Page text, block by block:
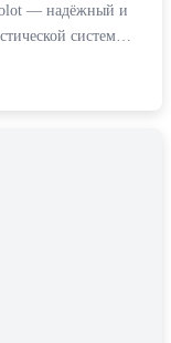
— надёжный и
систем…